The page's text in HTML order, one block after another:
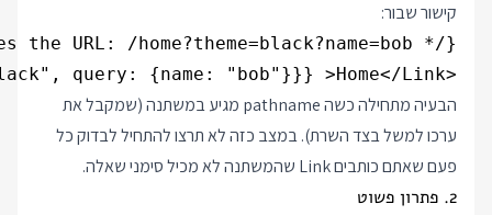
קישור שבור:
<Link to={{pathname: "/home?theme=black", query: {name: "bob"}}} >Home</Link>
הבעיה מתחילה כשה pathname מגיע במשתנה (שמקבל את
ערכו למשל בצד השרת). במצב כזה לא תרצו להתחיל לבדוק כל
פעם שאתם כותבים Link שהמשתנה לא מכיל סימני שאלה.
2. פתרון פשוט